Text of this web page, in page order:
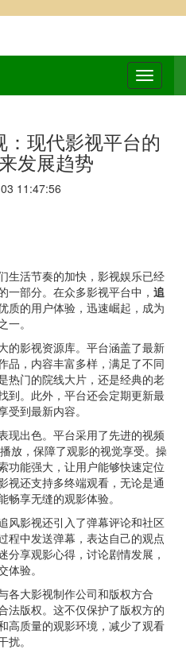
现代影视平台的
发展趋势
11:47:56
生活节奏的加快，影视娱乐已经
一部分。在众多影视平台中， 追
质的用户体验，迅速崛起，成为
。
的影视资源库。平台涵盖了最新
品，内容丰富多样，满足了不同
热门的院线大片，还是经典的老
到。此外，平台还会定期更新最
到最新内容。
现出色。平台采用了先进的视频
放，保障了观影的视觉享受。操
功能强大，让用户能够快速定位
视还支持多终端观看，无论是通
享无缝的观影体验。
风影视还引入了弹幕评论和社区
程中发送弹幕，表达自己的观点
分享观影心得，讨论剧情发展，
验。
各大影视制作公司和版权方合
法版权。这不仅保护了版权方的
高质量的观影环境，减少了观看
。